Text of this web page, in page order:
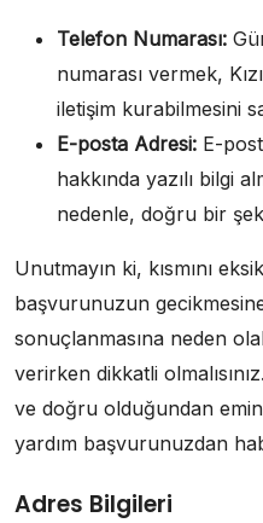
Telefon Numarası:
numarası vermek,
iletişim kurabilmesini
E-posta Adresi: E-
hakkında yazılı bilgi
nedenle, doğru bir
Unutmayın ki, kısmını
başvurunuzun
sonuçlanmasına neden
verirken dikkatli
ve doğru olduğundan
yardım başvurunuzdan
Adres Bilgileri